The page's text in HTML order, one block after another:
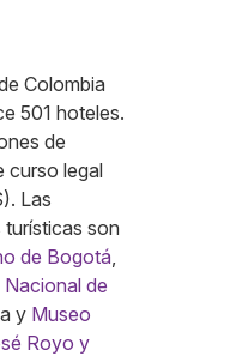
Colombia
501 hoteles.
de
curso legal
Las
son
de Bogotá,
de
y Museo
Royo y